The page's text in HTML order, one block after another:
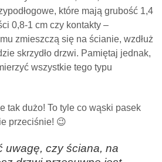
które mają grubość 1,4
0,8-1 cm czy kontakty –
zmieszczą się na ścianie, wzdłuż
skrzydło drzwi. Pamiętaj jednak,
wszystkie tego typu
tak dużo! To tyle co wąski pasek
przeciśnie! 😉
uwagę, czy ściana, na